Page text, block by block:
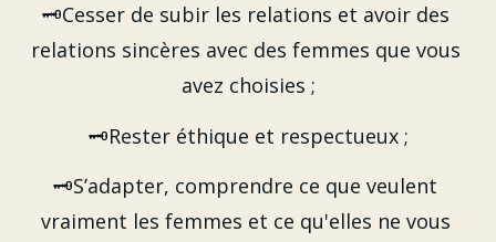
🗝️Cesser de subir les relations et avoir des
relations sincères avec des femmes que vous
avez choisies ;
🗝️Rester éthique et respectueux ;
🗝️S’adapter, comprendre ce que veulent
vraiment les femmes et ce qu'elles ne vous